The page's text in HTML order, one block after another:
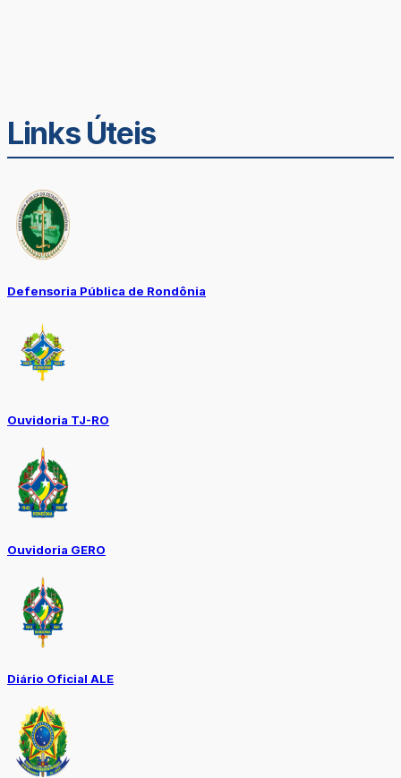
Links Úteis
Defensoria Pública de Rondônia
Ouvidoria TJ-RO
Ouvidoria GERO
Diário Oficial ALE